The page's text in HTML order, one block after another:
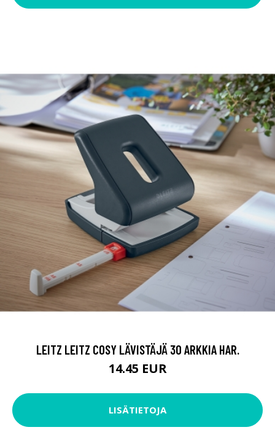
LEITZ LEITZ COSY LÄVISTÄJÄ 30 ARKKIA HAR.
14.45 EUR
LISÄTIETOJA